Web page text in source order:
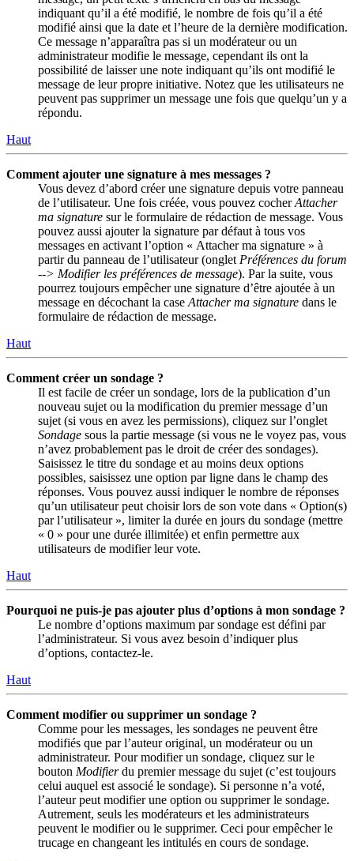
indiquant qu’il a été modifié, le nombre de fois qu’il a été
modifié ainsi que la date et l’heure de la dernière modification.
Ce message n’apparaîtra pas si un modérateur ou un
administrateur modifie le message, cependant ils ont la
possibilité de laisser une note indiquant qu’ils ont modifié le
message de leur propre initiative. Notez que les utilisateurs ne
peuvent pas supprimer un message une fois que quelqu’un y a
répondu.
Haut
Comment ajouter une signature à mes messages ?
Vous devez d’abord créer une signature depuis votre panneau
de l’utilisateur. Une fois créée, vous pouvez cocherAttacher
ma signature sur le formulaire de rédaction de message. Vous
pouvez aussi ajouter la signature par défaut à tous vos
messages en activant l’option « Attacher ma signature » à
partir du panneau de l’utilisateur (onglet Préférences du forum
--> Modifier les préférences de message). Par la suite, vous
pourrez toujours empêcher une signature d’être ajoutée à un
message en décochant la case Attacher ma signature dans le
formulaire de rédaction de message.
Haut
Comment créer un sondage ?
Il est facile de créer un sondage, lors de la publication d’un
nouveau sujet ou la modification du premier message d’un
sujet (si vous en avez les permissions), cliquez sur l’onglet
Sondage sous la partie message (si vous ne le voyez pas, vous
n’avez probablement pas le droit de créer des sondages).
Saisissez le titre du sondage et au moins deux options
possibles, saisissez une option par ligne dans le champ des
réponses. Vous pouvez aussi indiquer le nombre de réponses
qu’un utilisateur peut choisir lors de son vote dans « Option(s)
par l’utilisateur », limiter la durée en jours du sondage (mettre
« 0 » pour une durée illimitée) et enfin permettre aux
utilisateurs de modifier leur vote.
Haut
Pourquoi ne puis-je pas ajouter plus d’options à mon sondage ?
Le nombre d’options maximum par sondage est défini par
l’administrateur. Si vous avez besoin d’indiquer plus
d’options, contactez-le.
Haut
Comment modifier ou supprimer un sondage ?
Comme pour les messages, les sondages ne peuvent être
modifiés que par l’auteur original, un modérateur ou un
administrateur. Pour modifier un sondage, cliquez sur le
bouton Modifierdu premier message du sujet (c’est toujours
celui auquel est associé le sondage). Si personne n’a voté,
l’auteur peut modifier une option ou supprimer le sondage.
Autrement, seuls les modérateurs et les administrateurs
peuvent le modifier ou le supprimer. Ceci pour empêcher le
trucage en changeant les intitulés en cours de sondage.